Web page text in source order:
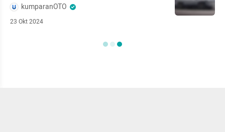
kumparanOTO
23 Okt 2024